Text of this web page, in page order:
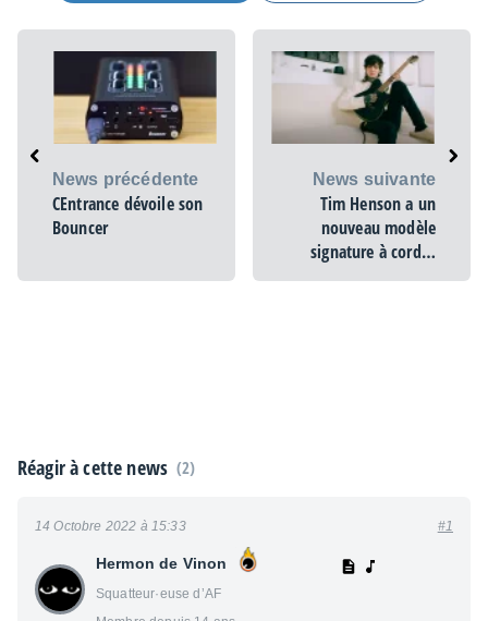
News précédente
CEntrance dévoile son
Bouncer
News suivante
Tim Henson a un
nouveau modèle
signature à cordes
nylon, la TOD10N
Réagir à cette news (2)
Hermon de Vinon
Squatteur·euse d’AF
14 Octobre 2022 à 15:33 #1